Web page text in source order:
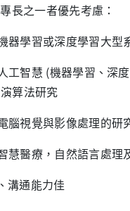
長之一者優先考慮：
器學習或深度學習大型
工智慧 (機器學習、深
算法研究
腦視覺與影像處理的研
慧醫療，自然語言處理
溝通能力佳